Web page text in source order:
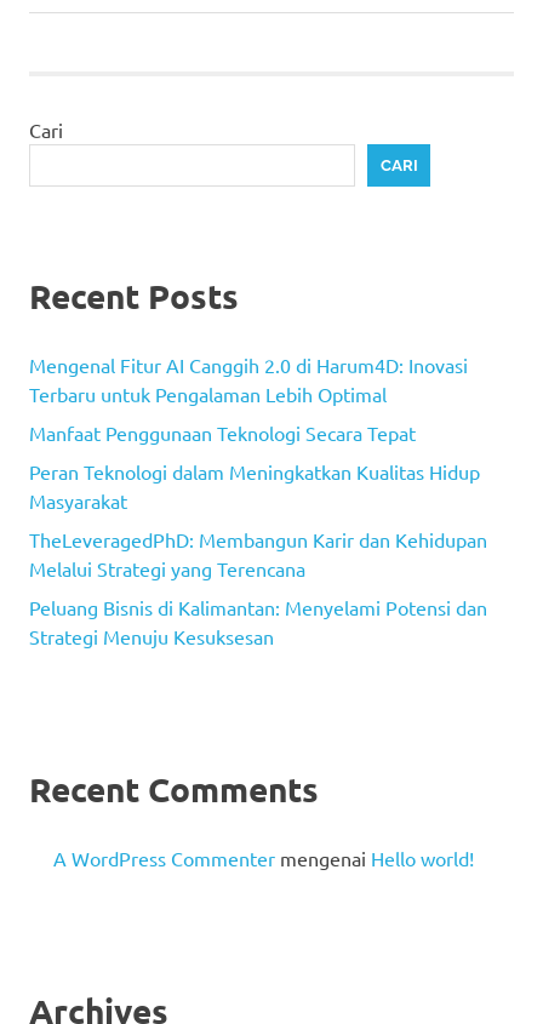
Cari
CARI
Recent Posts
Mengenal Fitur AI Canggih 2.0 di Harum4D: Inovasi
Terbaru untuk Pengalaman Lebih Optimal
Manfaat Penggunaan Teknologi Secara Tepat
Peran Teknologi dalam Meningkatkan Kualitas Hidup
Masyarakat
TheLeveragedPhD: Membangun Karir dan Kehidupan
Melalui Strategi yang Terencana
Peluang Bisnis di Kalimantan: Menyelami Potensi dan
Strategi Menuju Kesuksesan
Recent Comments
A WordPress Commenter mengenai Hello world!
Archives